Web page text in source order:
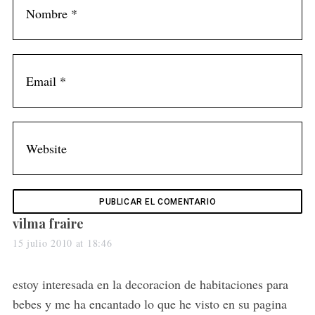
s
a
s
:
vilma fraire
15 julio 2010 at 18:46
estoy interesada en la decoracion de habitaciones para
bebes y me ha encantado lo que he visto en su pagina